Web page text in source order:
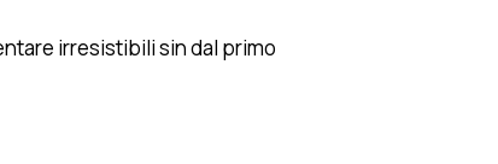
irresistibili sin dal primo